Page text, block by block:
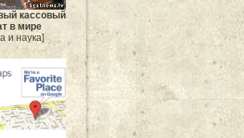
кассовый
в мире
и наука]